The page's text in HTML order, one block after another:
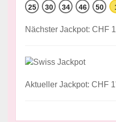
25 30 34 46 50
Nächster Jackpot: CHF
Aktueller Jackpot: CHF